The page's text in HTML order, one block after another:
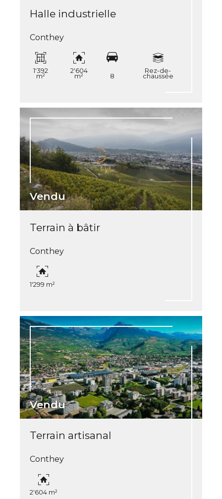
Halle industrielle
Conthey
1'392
m²
2'604
m² 8
Rez-de-
chaussée
Vendu
Terrain à bâtir
Conthey
1'299 m²
Vendu
Terrain artisanal
Conthey
2'604 m²